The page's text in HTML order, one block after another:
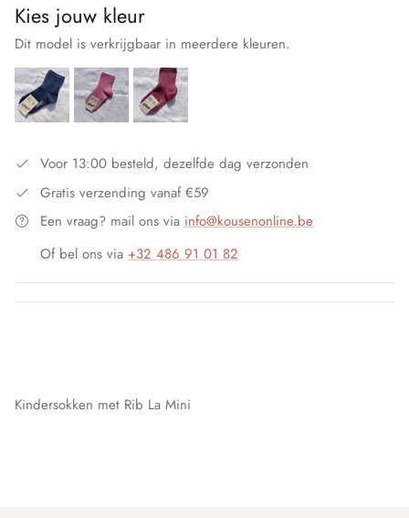
G20
Giovanni A
Head
Intersocks
Janira
Levante
Kies jouw kleur
Dit model is verkrijgbaar in meerdere kleuren.
Voor 13:00 besteld, dezelfde dag verzonden
Gratis verzending vanaf €59
Een vraag? mail ons via info@kousenonline.be
Of bel ons via +32 486 91 01 82
Kindersokken met Rib La Mini